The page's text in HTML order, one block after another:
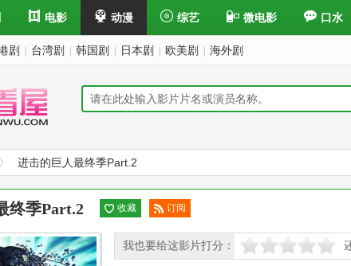
电影 动漫 综艺 微电影 口水
剧 台湾剧 韩国剧 日本剧 欧美剧 海外剧
进击的巨人最终季Part.2
终季Part.2 收藏
订阅
阅
我也要给这影片打分：
很差较差 还行推荐 力荐